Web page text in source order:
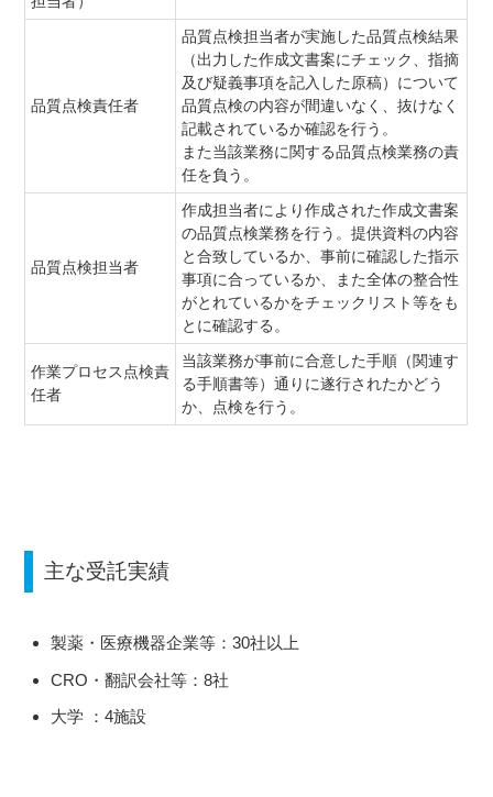
品質点検責任者
品質点検担当者が実施した品質点検結果
（出力した作成文書案にチェック、指摘
及び疑義事項を記入した原稿）について
品質点検の内容が間違いなく、抜けなく
記載されているか確認を行う。
また当該業務に関する品質点検業務の責
任を負う。
品質点検担当者
作成担当者により作成された作成文書案
の品質点検業務を行う。提供資料の内容
と合致しているか、事前に確認した指示
事項に合っているか、また全体の整合性
がとれているかをチェックリスト等をも
とに確認する。
作業プロセス点検責
任者
当該業務が事前に合意した手順（関連す
る手順書等）通りに遂行されたかどう
か、点検を行う。
主な受託実績
製薬・医療機器企業等：30社以上
CRO・翻訳会社等：8社
大学 ：4施設